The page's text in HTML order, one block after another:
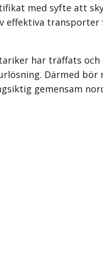
med syfte att
effektiva
har träffats
Därmed bör
gemensam